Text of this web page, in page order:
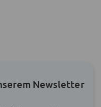
Newsletter